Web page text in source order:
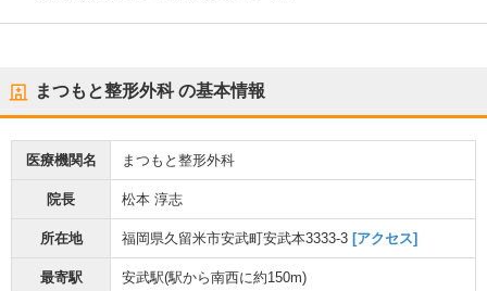
まつもと整形外科の基本情報
医療機関名 まつもと整形外科
院長 松本 淳志
所在地 福岡県久留米市安武町安武本3333-3 [アクセス]
最寄駅 安武駅(駅から南西に約150m)